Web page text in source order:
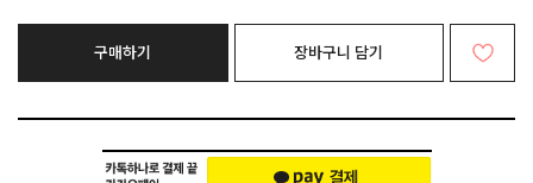
구매하기 장바구니 담기